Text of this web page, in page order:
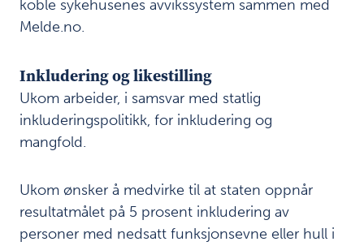
g
o
n
t
o
r
i
t
koble sykehusenes avvikssystem sammen med
Melde.no.
Inkludering og likestilling
Ukom arbeider, i samsvar med statlig
inkluderingspolitikk, for inkludering og
mangfold.
Ukom ønsker å medvirke til at staten oppnår
resultatmålet på 5 prosent inkludering av
personer med nedsatt funksjonsevne eller hull i